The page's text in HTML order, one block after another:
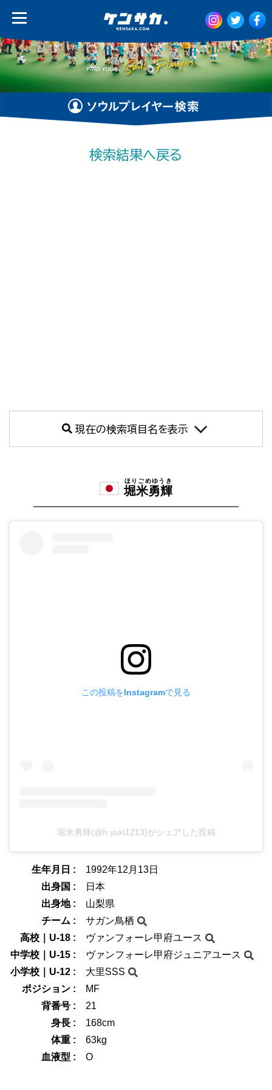
検索結果へ戻る
現在の検索項目名を表示
堀米勇輝
ほりごめゆうき
この投稿をInstagramで見る
堀米勇輝(@h.yuki1213)がシェアした投稿
生年月日 :
1992年12月13日
出身国 :
日本
出身地 :
山梨県
チーム :
サガン鳥栖
高校｜U-18 :
ヴァンフォーレ甲府ユース
中学校｜U-15 :
ヴァンフォーレ甲府ジュニアユース
小学校｜U-12 :
大里SSS
ポジション :
MF
背番号 :
21
身長 :
168cm
体重 :
63kg
血液型 :
O